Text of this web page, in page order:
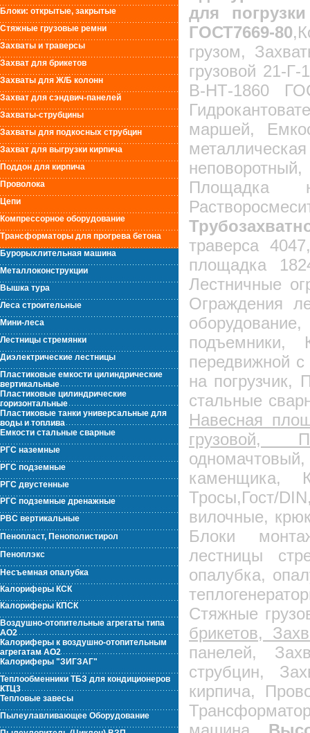
Блоки: открытые, закрытые
Стяжные грузовые ремни
Захваты и траверсы
Захват для брикетов
Захваты для Ж/Б колонн
Захват для сэндвич-панелей
Захваты-струбцины
Захваты для подкосных струбцин
Захват для выгрузки кирпича
Поддон для кирпича
Проволока
Цепи
Компрессорное оборудование
Трансформаторы для прогрева бетона
Бурорыхлительная машина
Металлоконструкции
Вышка тура
Леса строительные
Мини-леса
Лестницы стремянки
Диэлектрические лестницы
Пластиковые емкости цилиндрические
вертикальные
Пластиковые цилиндрические
горизонтальные
Пластиковые танки универсальные для
воды и топлива
Емкости стальные сварные
РГС наземные
РГС подземные
РГС двустенные
РГС подземные дренажные
РВС вертикальные
Пенопласт, Пенополистирол
Пеноплэкс
Несъемная опалубка
Калориферы КСК
Калориферы КПСК
Воздушно-отопительные агрегаты типа
АО2
Калориферы к воздушно-отопительным
агрегатам АО2
Калориферы "ЗИГЗАГ"
Теплообменники ТБЗ для кондиционеров
КТЦ3
Тепловые завесы
Пылеулавливающее Оборудование
для
ГОСТ7669-80
грузом,
грузовой 21-
В-НТ-1860
маршей,
Площадка
траверса
площадка
Лестничные
Ограждения
передвижной
на погрузчик,
стальные
Навесная
грузовой,
каменщика,
Тросы,Гост/
вилочные,
Блоки
лестницы
опалубка,
Стяжные
брикетов,
панелей,
струбцин,
кирпича,